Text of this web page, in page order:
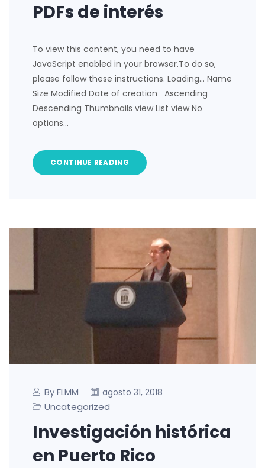
PDFs de interés
To view this content, you need to have
JavaScript enabled in your browser.To do so,
please follow these instructions. Loading… Name
Size Modified Date of creation Ascending
Descending Thumbnails view List view No
options…
CONTINUE READING
By FLMM agosto 31, 2018
Uncategorized
Investigación histórica
en Puerto Rico